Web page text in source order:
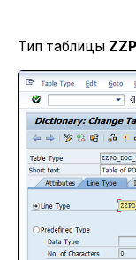
Тип таблицы